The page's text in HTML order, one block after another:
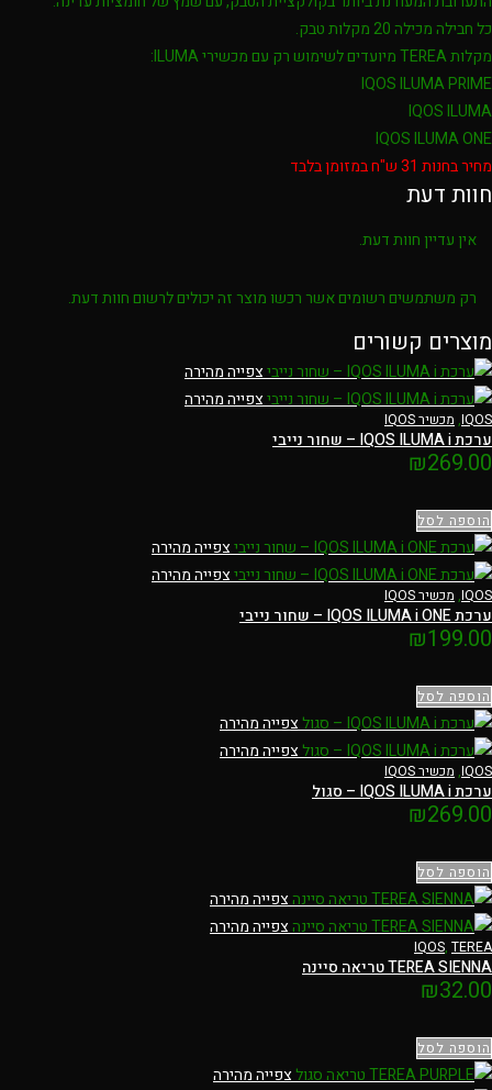
כל חבילה מכילה 20 מקלות טבק.
מקלות TEREA מיועדים לשימוש רק עם מכשירי ILUMA:
IQOS ILUMA PRIME
IQOS ILUMA
IQOS ILUMA ONE
מחיר בחנות 31 ש"ח במזומן בלבד
חוות דעת
אין עדיין חוות דעת.
רק משתמשים רשומים אשר רכשו מוצר זה יכולים לרשום חוות דעת.
מוצרים קשורים
צפייה מהירה
צפייה מהירה
IQOS
, מכשיר IQOS
ערכת IQOS ILUMA i – שחור נייבי
₪269.00
הוספה לסל
צפייה מהירה
צפייה מהירה
IQOS
, מכשיר IQOS
ערכת IQOS ILUMA i ONE – שחור נייבי
₪199.00
הוספה לסל
צפייה מהירה
צפייה מהירה
IQOS
, מכשיר IQOS
ערכת IQOS ILUMA i – סגול
₪269.00
הוספה לסל
צפייה מהירה
צפייה מהירה
IQOS, TEREA
TEREA SIENNA טריאה סיינה
₪32.00
הוספה לסל
צפייה מהירה